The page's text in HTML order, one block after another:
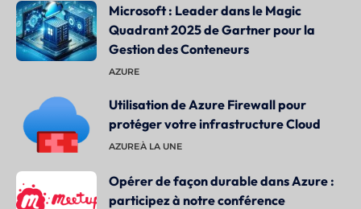
Microsoft : Leader dans le Magic
Quadrant 2025 de Gartner pour la
Gestion des Conteneurs
AZURE
Utilisation de Azure Firewall pour
protéger votre infrastructure Cloud
AZUREÀ LA UNE
Opérer de façon durable dans Azure :
participez à notre conférence